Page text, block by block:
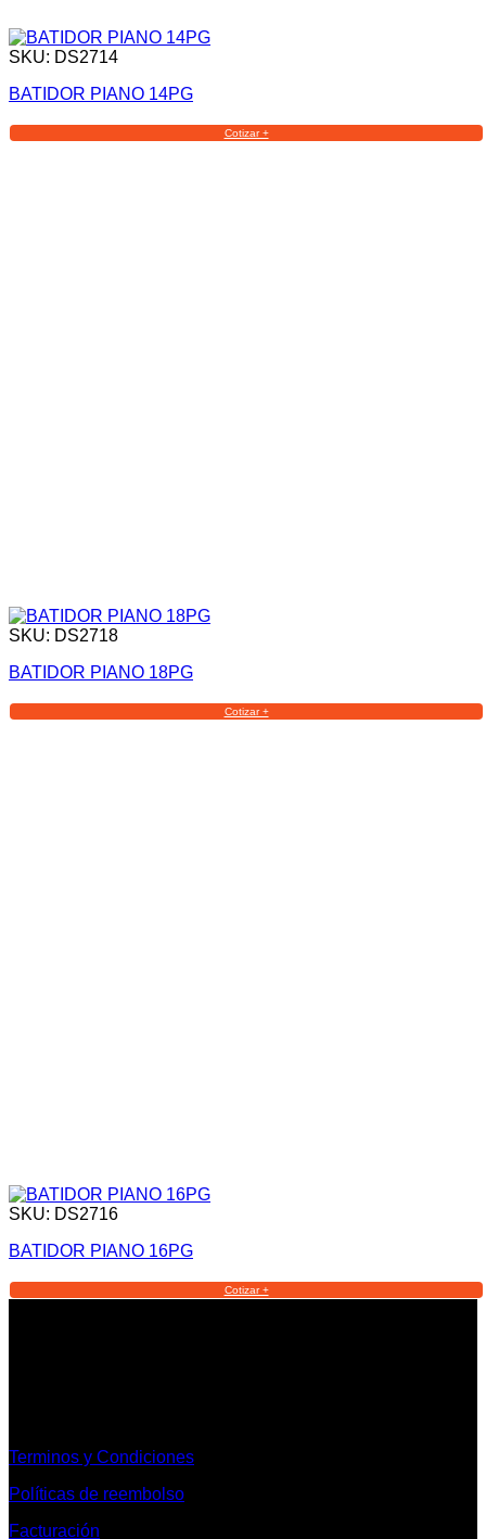
SKU: DS2714
BATIDOR PIANO 14PG
Cotizar +
SKU: DS2718
BATIDOR PIANO 18PG
Cotizar +
SKU: DS2716
BATIDOR PIANO 16PG
Cotizar +
Terminos y Condiciones
Políticas de reembolso
Facturación